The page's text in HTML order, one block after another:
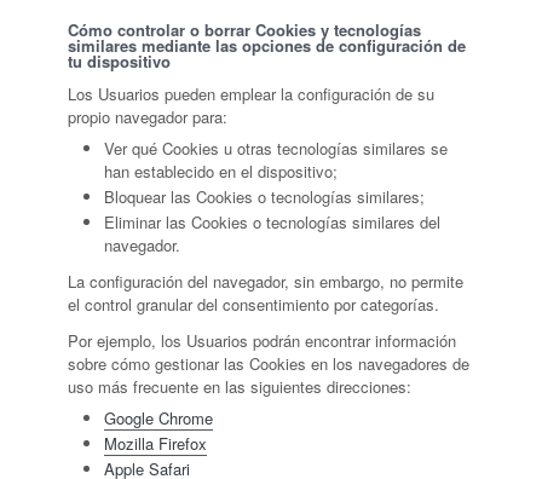
Cómo controlar o borrar Cookies y tecnologías
similares mediante las opciones de configuración de
tu dispositivo
Los Usuarios pueden emplear la configuración de su
propio navegador para:
Ver qué Cookies u otras tecnologías similares se
han establecido en el dispositivo;
Bloquear las Cookies o tecnologías similares;
Eliminar las Cookies o tecnologías similares del
navegador.
La configuración del navegador, sin embargo, no permite
el control granular del consentimiento por categorías.
Por ejemplo, los Usuarios podrán encontrar información
sobre cómo gestionar las Cookies en los navegadores de
uso más frecuente en las siguientes direcciones:
Google Chrome
Mozilla Firefox
Apple Safari